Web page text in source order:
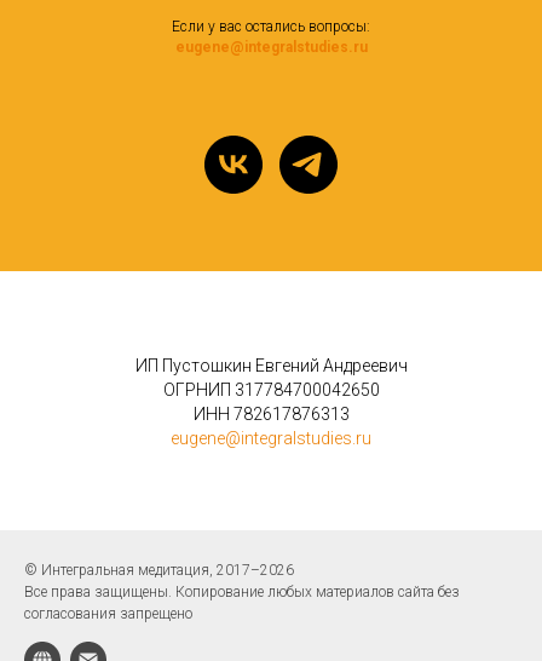
Если у вас остались вопросы:
eugene@integralstudies.ru
ИП Пустошкин Евгений Андреевич
ОГРНИП 317784700042650
ИНН 782617876313
eugene@integralstudies.ru
© Интегральная медитация, 2017–2026
Все права защищены. Копирование любых материалов сайта без
согласования запрещено